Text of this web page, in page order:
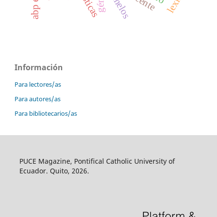
Información
Para lectores/as
Para autores/as
Para bibliotecarios/as
PUCE Magazine, Pontifical Catholic University of
Ecuador. Quito, 2026.